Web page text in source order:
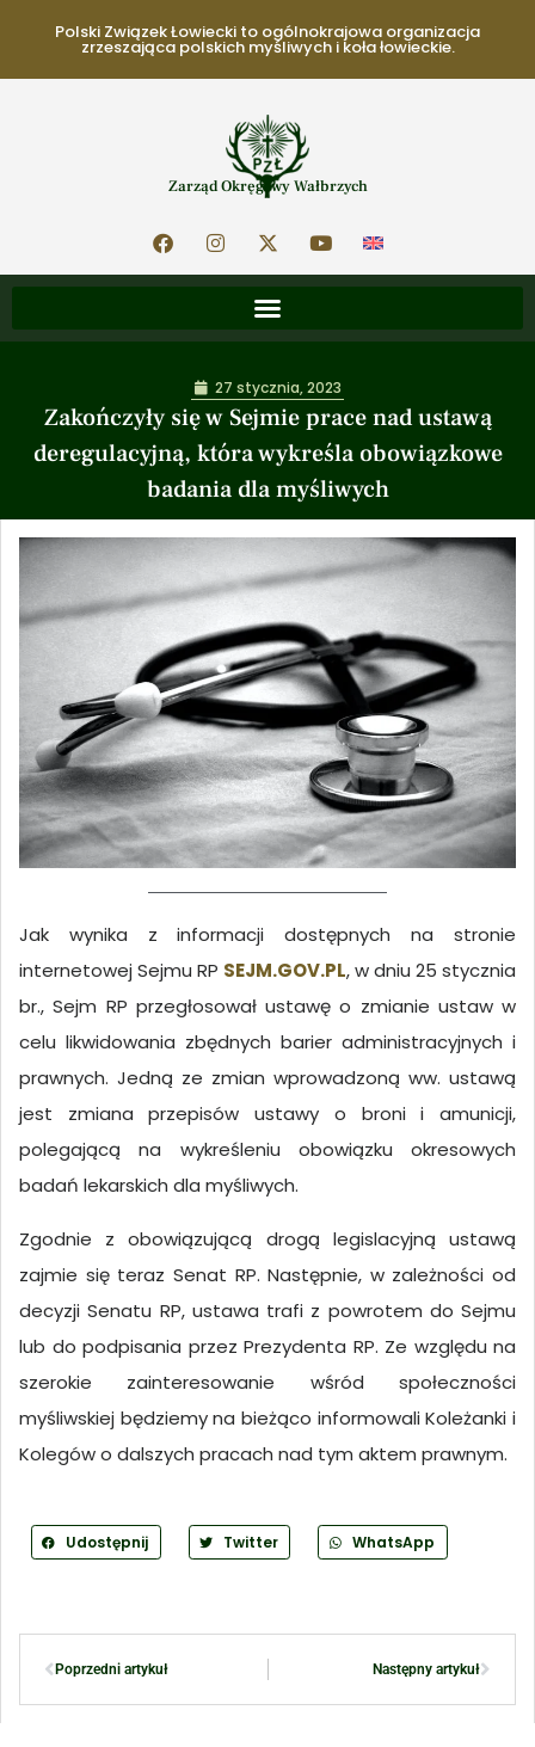
Polski Związek Łowiecki to ogólnokrajowa organizacja
zrzeszająca polskich myśliwych i koła łowieckie.
Zarząd Okręgowy Wałbrzych
Zakończyły się w Sejmie prace nad ustawą
deregulacyjną, która wykreśla obowiązkowe
badania dla myśliwych
27 stycznia, 2023
Jak wynika z informacji dostępnych na stronie
internetowej Sejmu RP SEJM.GOV.PL, w dniu 25 stycznia
br., Sejm RP przegłosował ustawę o zmianie ustaw w
celu likwidowania zbędnych barier administracyjnych i
prawnych. Jedną ze zmian wprowadzoną ww. ustawą
jest zmiana przepisów ustawy o broni i amunicji,
polegającą na wykreśleniu obowiązku okresowych
badań lekarskich dla myśliwych.
Zgodnie z obowiązującą drogą legislacyjną ustawą
zajmie się teraz Senat RP. Następnie, w zależności od
decyzji Senatu RP, ustawa trafi z powrotem do Sejmu
lub do podpisania przez Prezydenta RP. Ze względu na
szerokie zainteresowanie wśród społeczności
myśliwskiej będziemy na bieżąco informowali Koleżanki i
Kolegów o dalszych pracach nad tym aktem prawnym.
Udostępnij Twitter WhatsApp
Poprzedni artykuł Następny artykuł